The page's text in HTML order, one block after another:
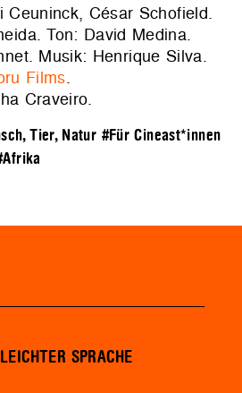
Ceuninck, César Schofield.
Ton: David Medina.
Musik: Henrique Silva.
Films.
Craveiro.
Tier, Natur #Für Cineast*innen
SPRACHE